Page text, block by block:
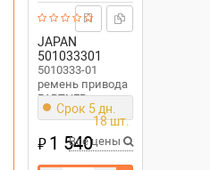
JAPAN
501033301
5010333-01
ремень привода
PARTNER
Снегоуборщик
SB210,замена
Срок 5 дн.
18 шт.
₽1 540
Все цены